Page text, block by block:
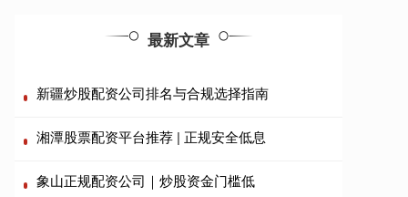
最新文章
新疆炒股配资公司排名与合规选择指南
湘潭股票配资平台推荐 | 正规安全低息
象山正规配资公司｜炒股资金门槛低